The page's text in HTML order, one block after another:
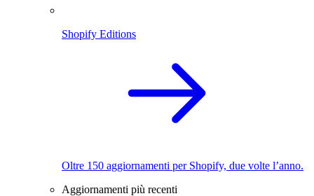
Shopify Editions
Oltre 150 aggiornamenti per Shopify, due volte l’anno.
Aggiornamenti più recenti